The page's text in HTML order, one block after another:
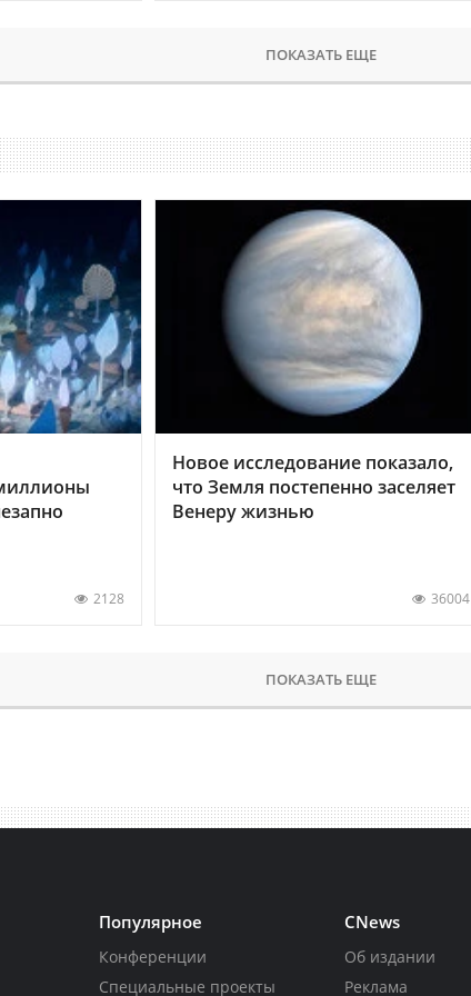
ПОКАЗАТЬ ЕЩЕ
2128
Новое исследование показало,
что Земля постепенно заселяет
Венеру жизнью
36004
ПОКАЗАТЬ ЕЩЕ
Популярное
Конференции
Специальные проекты
CNews
Об издании
Реклама